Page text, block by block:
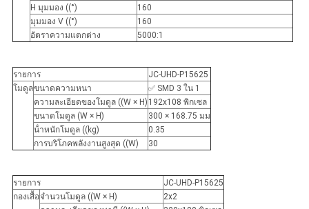
H มุมมอง ((°)
160
มุมมอง V ((°)
160
อัตราความแตกต่าง
5000:1
รายการ
JC-UHD-P15625
โมดูลขนาดความหนา
✅ SMD 3 ใน 1
ความละเอียดของโมดูล ((W × H) 192x108 พิกเซล
ขนาดโมดูล (W × H)
300 × 168.75 มม
น้ําหนักโมดูล ((kg)
0.35
การบริโภคพลังงานสูงสุด ((W)
30
รายการ
JC-UHD-P15625
กองเสื้อจํานวนโมดูล ((W × H)
2x2